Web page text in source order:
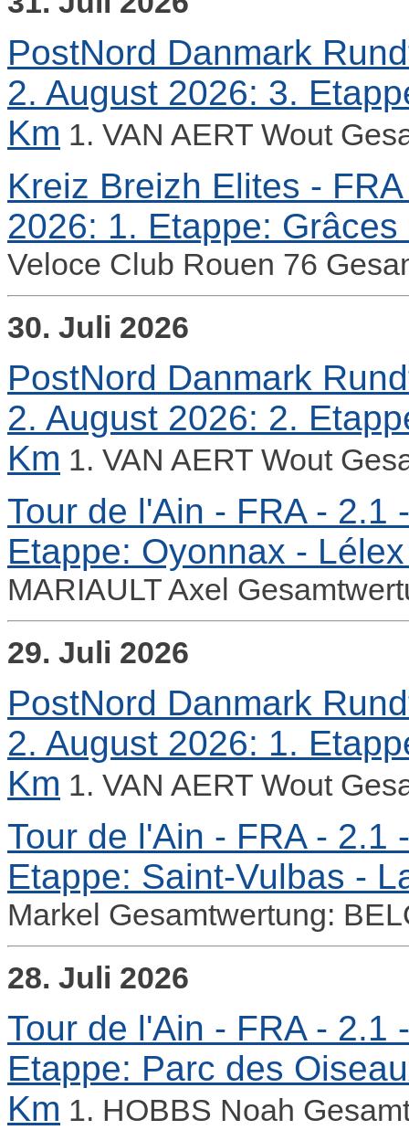
PostNord Danmark
2. August 2026: 3.
Km 1. VAN AERT Wout
Kreiz Breizh Elites -
2026: 1. Etappe:
Veloce Club Rouen 76
30. Juli 2026
PostNord Danmark
2. August 2026: 2.
Km 1. VAN AERT Wout
Tour de l'Ain - FRA - 2.1
Etappe: Oyonnax -
MARIAULT Axel
29. Juli 2026
PostNord Danmark
2. August 2026: 1.
Km 1. VAN AERT Wout
Tour de l'Ain - FRA - 2.1
Etappe: Saint-Vulbas -
Markel Gesamtwertung:
28. Juli 2026
Tour de l'Ain - FRA - 2.1
Etappe: Parc des
Km 1. HOBBS Noah